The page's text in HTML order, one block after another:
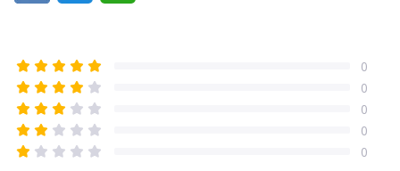
0
0
0
0
0